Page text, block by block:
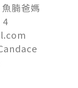
腩爸媽
4